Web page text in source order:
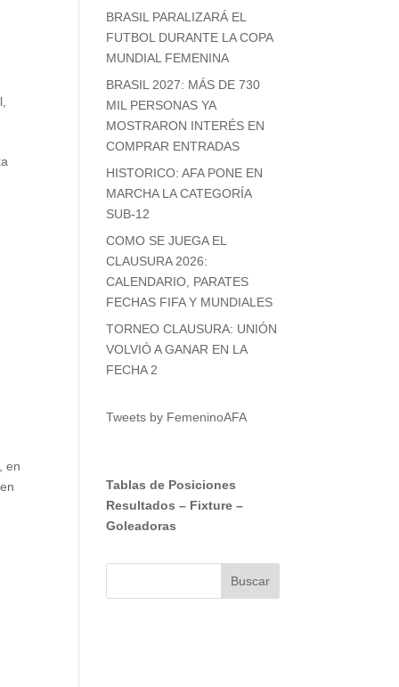
en
BRASIL PARALIZARÁ EL
FUTBOL DURANTE LA COPA
MUNDIAL FEMENINA
BRASIL 2027: MÁS DE 730
MIL PERSONAS YA
MOSTRARON INTERÉS EN
COMPRAR ENTRADAS
HISTORICO: AFA PONE EN
MARCHA LA CATEGORÍA
SUB-12
COMO SE JUEGA EL
CLAUSURA 2026:
CALENDARIO, PARATES
FECHAS FIFA Y MUNDIALES
TORNEO CLAUSURA: UNIÓN
VOLVIÓ A GANAR EN LA
FECHA 2
Tweets by FemeninoAFA
Tablas de Posiciones
Resultados – Fixture –
Goleadoras